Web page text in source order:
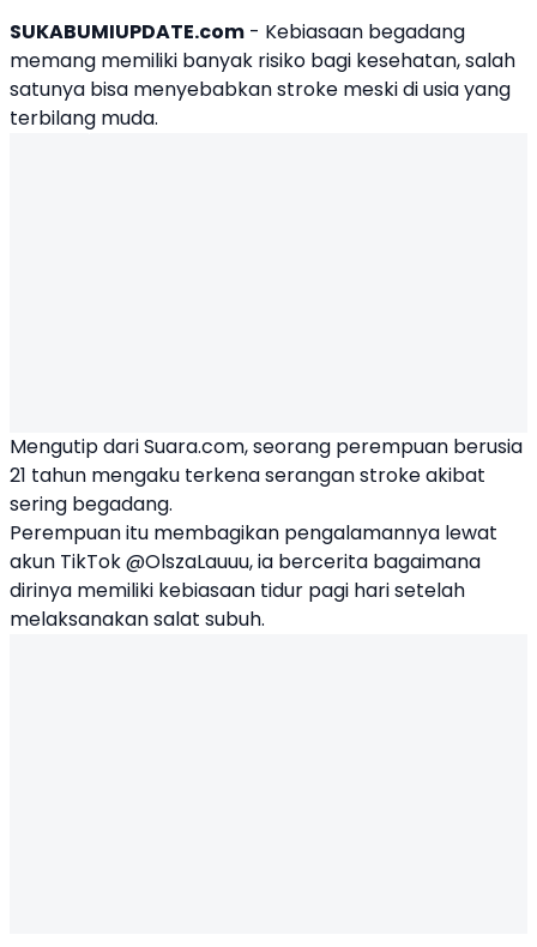
SUKABUMIUPDATE.com - Kebiasaan begadang
memang memiliki banyak risiko bagi kesehatan, salah
satunya bisa menyebabkan stroke meski di usia yang
terbilang muda.
Mengutip dari Suara.com, seorang perempuan berusia
21 tahun mengaku terkena serangan stroke akibat
sering begadang.
Perempuan itu membagikan pengalamannya lewat
akun TikTok @OlszaLauuu, ia bercerita bagaimana
dirinya memiliki kebiasaan tidur pagi hari setelah
melaksanakan salat subuh.